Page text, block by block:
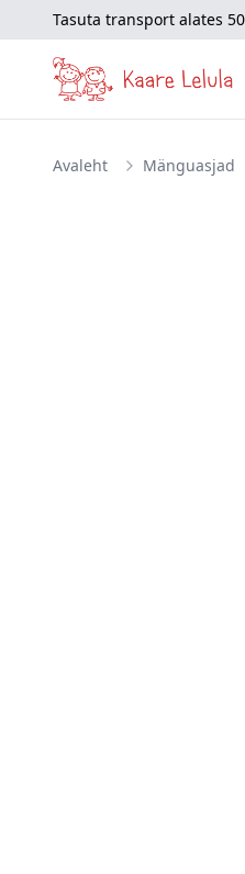
Tasuta transport alates
Avaleht Mänguasjad